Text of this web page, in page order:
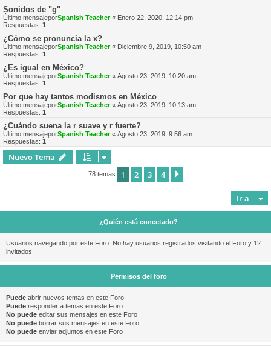
Sonidos de "g"
Último mensajeporSpanish Teacher« Enero 22, 2020, 12:14 pm
Respuestas: 1
¿Cómo se pronuncia la x?
Último mensajeporSpanish Teacher« Diciembre 9, 2019, 10:50 am
Respuestas: 1
¿Es igual en México?
Último mensajeporSpanish Teacher« Agosto 23, 2019, 10:20 am
Respuestas: 1
Por que hay tantos modismos en México
Último mensajeporSpanish Teacher« Agosto 23, 2019, 10:13 am
Respuestas: 1
¿Cuándo suena la r suave y r fuerte?
Último mensajeporSpanish Teacher« Agosto 23, 2019, 9:56 am
Respuestas: 1
Nuevo Tema
78 temas 1 2 3 4
Ir a
¿Quién está conectado?
Usuarios navegando por este Foro: No hay usuarios registrados visitando el Foro y 12
invitados
Permisos del foro
Puede abrir nuevos temas en este Foro
Puede responder a temas en este Foro
No puede editar sus mensajes en este Foro
No puede borrar sus mensajes en este Foro
No puede enviar adjuntos en este Foro